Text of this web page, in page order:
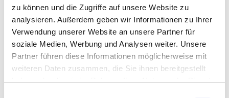
zu können und die Zugriffe auf unsere Website zu
analysieren. Außerdem geben wir Informationen zu Ihrer
Verwendung unserer Website an unsere Partner für
soziale Medien, Werbung und Analysen weiter. Unsere
Partner führen diese Informationen möglicherweise mit
weiteren Daten zusammen, die Sie ihnen bereitgestellt